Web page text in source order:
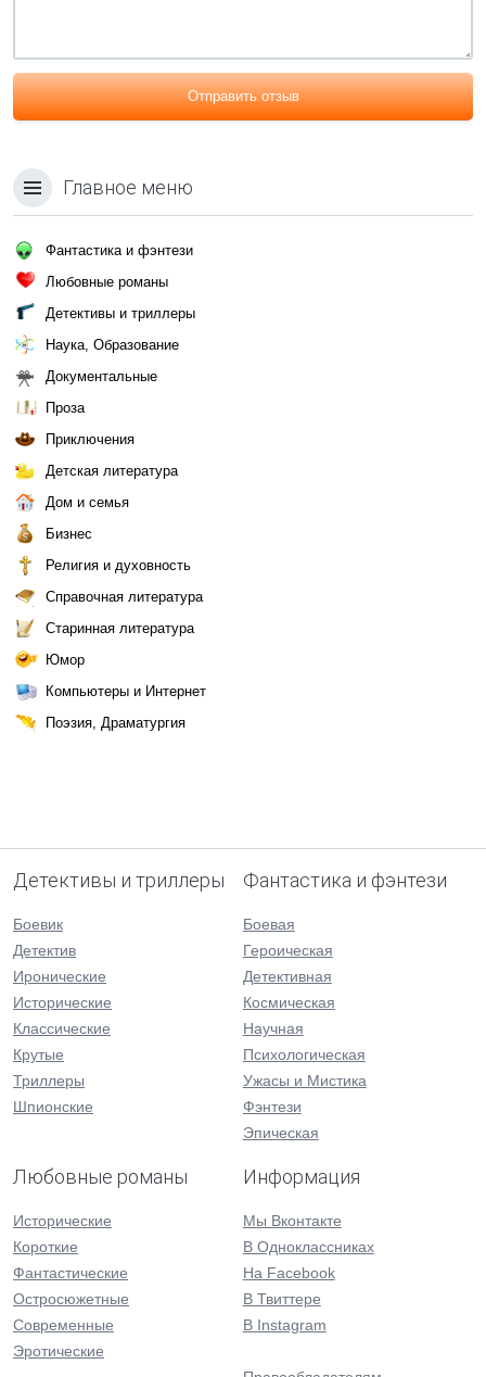
Отправить отзыв
Главное меню
Фантастика и фэнтези
Любовные романы
Детективы и триллеры
Наука, Образование
Документальные
Проза
Приключения
Детская литература
Дом и семья
Бизнес
Религия и духовность
Справочная литература
Старинная литература
Юмор
Компьютеры и Интернет
Поэзия, Драматургия
Детективы и триллеры
Боевик
Детектив
Иронические
Исторические
Классические
Крутые
Триллеры
Шпионские
Фантастика и фэнтези
Боевая
Героическая
Детективная
Космическая
Научная
Психологическая
Ужасы и Мистика
Фэнтези
Эпическая
Любовные романы
Исторические
Короткие
Фантастические
Остросюжетные
Современные
Эротические
Информация
Мы Вконтакте
В Одноклассниках
На Facebook
В Твиттере
В Instagram